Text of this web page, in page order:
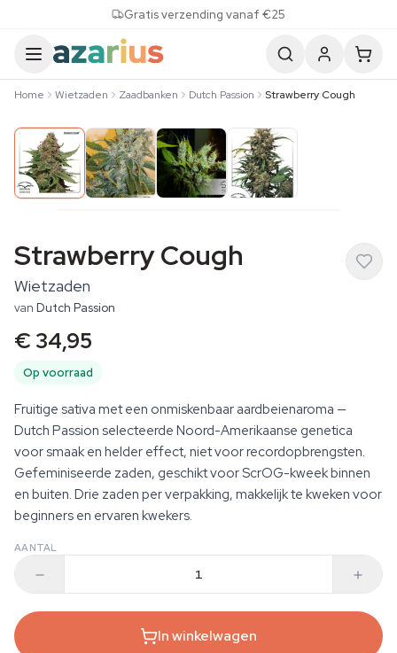
Gratis verzending vanaf €25
Home Wietzaden Zaadbanken Dutch Passion Strawberry Cough
Strawberry Cough
Wietzaden
van Dutch Passion
€ 34,95
Op voorraad
Fruitige sativa met een onmiskenbaar aardbeienaroma —
Dutch Passion selecteerde Noord-Amerikaanse genetica
voor smaak en helder effect, niet voor recordopbrengsten.
Gefeminiseerde zaden, geschikt voor ScrOG-kweek binnen
en buiten. Drie zaden per verpakking, makkelijk te kweken voor
beginners en ervaren kwekers.
AANTAL
In winkelwagen